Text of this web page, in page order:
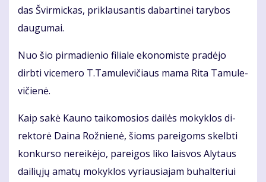
das Švir­mic­kas, pri­klau­san­tis da­bar­ti­nei ta­ry­bos
dau­gu­mai.
Nuo šio pir­ma­die­nio fi­lia­le eko­no­mis­te pra­dė­jo
dirb­ti vi­ce­me­ro T.Ta­mu­le­vi­čiaus ma­ma Ri­ta Ta­mu­le­
vi­čie­nė.
Kaip sa­kė Kau­no tai­ko­mo­sios dai­lės mo­kyk­los di­
rek­to­rė Dai­na Rož­nie­nė, šioms pa­rei­goms skelb­ti
kon­kur­so ne­rei­kė­jo, pa­rei­gos li­ko lais­vos Aly­taus
dai­lių­jų ama­tų mo­kyk­los vy­riau­sia­jam bu­hal­te­riui